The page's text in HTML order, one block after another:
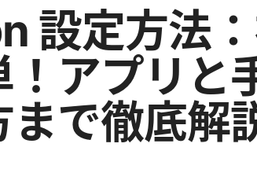
設定方法
アプリと
まで徹底解